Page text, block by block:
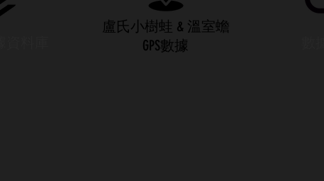
盧氏小樹蛙 & 溫室蟾
GPS數據